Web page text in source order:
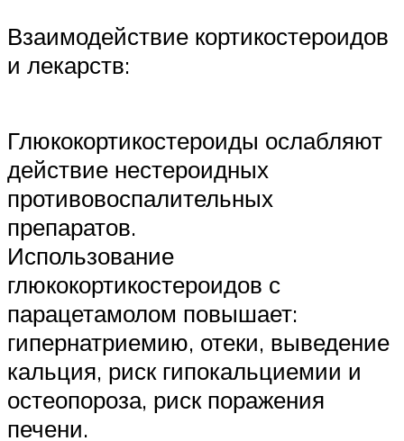
Взаимодействие кортикостероидов
и лекарств:
Глюкокортикостероиды ослабляют
действие нестероидных
противовоспалительных
препаратов.
Использование
глюкокортикостероидов с
парацетамолом повышает:
гипернатриемию, отеки, выведение
кальция, риск гипокальциемии и
остеопороза, риск поражения
печени.